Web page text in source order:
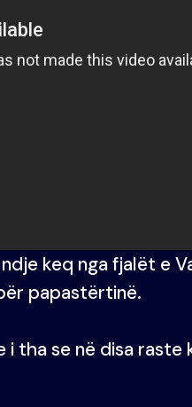
keq nga fjalët e
papastërtinë.
tha se në disa raste